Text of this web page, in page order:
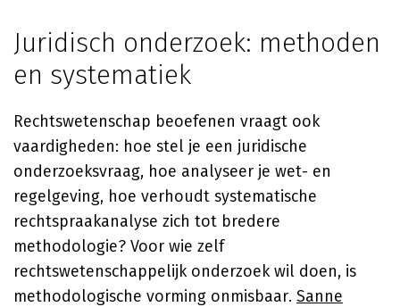
Juridisch onderzoek: methoden
en systematiek
Rechtswetenschap beoefenen vraagt ook
vaardigheden: hoe stel je een juridische
onderzoeksvraag, hoe analyseer je wet- en
regelgeving, hoe verhoudt systematische
rechtspraakanalyse zich tot bredere
methodologie? Voor wie zelf
rechtswetenschappelijk onderzoek wil doen, is
methodologische vorming onmisbaar. Sanne